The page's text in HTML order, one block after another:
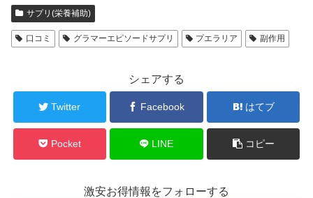
サプリ(栄養補助)
口コミ グラマーエピソードサプリ プエラリア 副作用
シェアする
Twitter Facebook はてブ
Pocket LINE コピー
激安お得情報をフォローする